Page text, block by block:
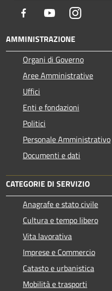
Facebook YoutubeInstagram
AMMINISTRAZIONE
Organi di Governo
Aree Amministrative
Uffici
Enti e fondazioni
Politici
Personale Amministrativo
Documenti e dati
CATEGORIE DI SERVIZIO
Anagrafe e stato civile
Cultura e tempo libero
Vita lavorativa
Imprese e Commercio
Catasto e urbanistica
Mobilità e trasporti